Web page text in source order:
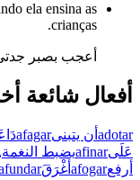
ela ensina as
crianças.
أعجب بصبر
أفعال شائعة
adotar أن يتبنىafagar
عَلَىafinarيضبط
أرفعafogar أَغْرَقَ